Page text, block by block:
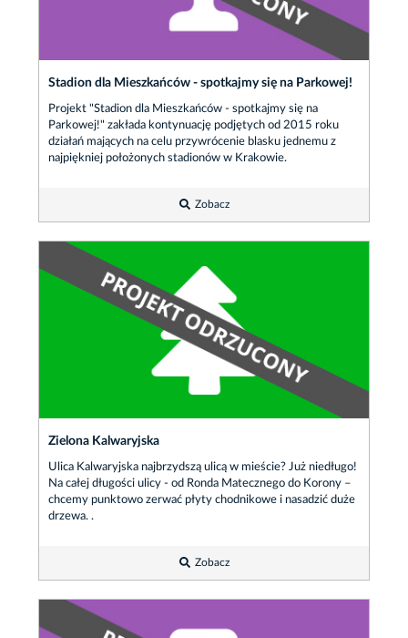
Stadion dla Mieszkańców - spotkajmy się na Parkowej!
Projekt "Stadion dla Mieszkańców - spotkajmy się na
Parkowej!" zakłada kontynuację podjętych od 2015 roku
działań mających na celu przywrócenie blasku jednemu z
najpiękniej położonych stadionów w Krakowie.
Zobacz
Zielona Kalwaryjska
Ulica Kalwaryjska najbrzydszą ulicą w mieście? Już niedługo!
Na całej długości ulicy - od Ronda Matecznego do Korony –
chcemy punktowo zerwać płyty chodnikowe i nasadzić duże
drzewa. .
Zobacz